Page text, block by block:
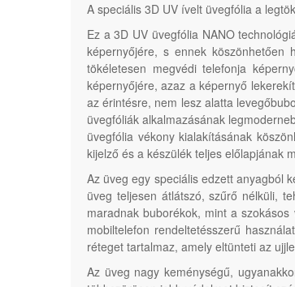
A speciális 3D UV ívelt üvegfólia a
Ez a 3D UV üvegfólia NANO
képernyőjére, s ennek
tökéletesen megvédi telefonja
képernyőjére, azaz a képernyő
az érintésre, nem lesz alatta
üvegfóliák alkalmazásának
üvegfólia vékony kialakításának
kijelző és a készülék teljes előlapjának
Az üveg egy speciális edzett anyagból
üveg teljesen átlátszó, szűrő nélküli,
maradnak buborékok, mint a
mobiltelefon rendeltetésszerű
réteget tartalmaz, amely eltünteti az
Az üveg nagy keménységű,